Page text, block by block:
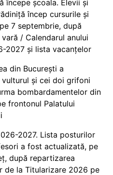
începe școala. Elevii și
încep cursurile și
7 septembrie, după
/ Calendarul anului
2027 și lista vacanțelor
din București a
vulturul și cei doi grifoni
bombardamentelor din
frontonul Palatului
2027. Lista posturilor
a fost actualizată, pe
după repartizarea
de la Titularizare 2026 pe